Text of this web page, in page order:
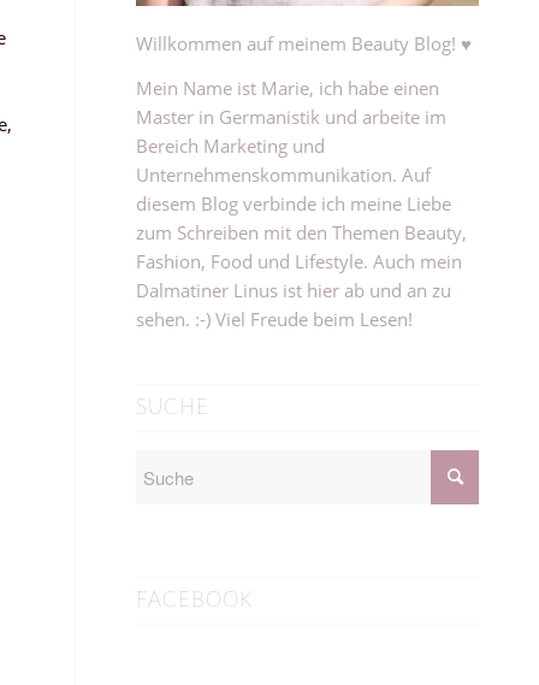
Willkommen auf meinem Beauty Blog! ♥
Mein Name ist Marie, ich habe einen
Master in Germanistik und arbeite im
Bereich Marketing und
Unternehmenskommunikation. Auf
diesem Blog verbinde ich meine Liebe
zum Schreiben mit den Themen Beauty,
Fashion, Food und Lifestyle. Auch mein
Dalmatiner Linus ist hier ab und an zu
sehen. :-) Viel Freude beim Lesen!
SUCHE
FACEBOOK